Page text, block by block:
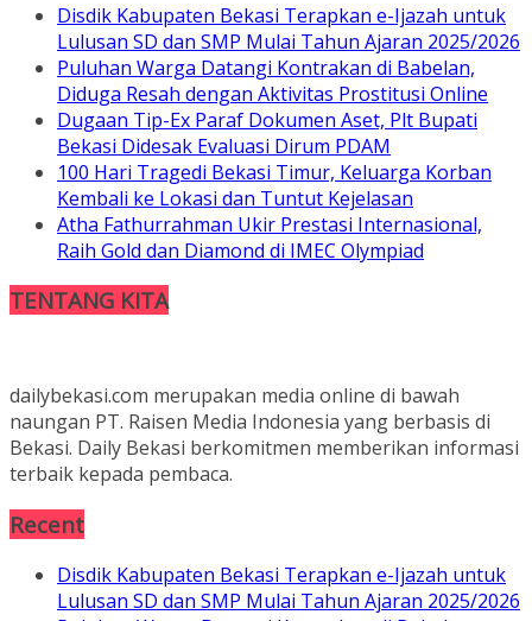
Disdik Kabupaten Bekasi Terapkan e-Ijazah untuk
Lulusan SD dan SMP Mulai Tahun Ajaran 2025/2026
Puluhan Warga Datangi Kontrakan di Babelan,
Diduga Resah dengan Aktivitas Prostitusi Online
Dugaan Tip-Ex Paraf Dokumen Aset, Plt Bupati
Bekasi Didesak Evaluasi Dirum PDAM
100 Hari Tragedi Bekasi Timur, Keluarga Korban
Kembali ke Lokasi dan Tuntut Kejelasan
Atha Fathurrahman Ukir Prestasi Internasional,
Raih Gold dan Diamond di IMEC Olympiad
TENTANG KITA
dailybekasi.com merupakan media online di bawah
naungan PT. Raisen Media Indonesia yang berbasis di
Bekasi. Daily Bekasi berkomitmen memberikan informasi
terbaik kepada pembaca.
Recent
Disdik Kabupaten Bekasi Terapkan e-Ijazah untuk
Lulusan SD dan SMP Mulai Tahun Ajaran 2025/2026